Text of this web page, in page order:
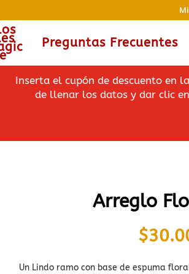
Preguntas Frecuentes
Inserta el cupón de descuento en
de llenar los datos y dar clic
Arreglo
$
Un Lindo ramo con base de espuma